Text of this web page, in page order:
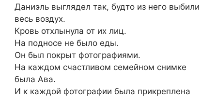
Даниэль выглядел так, будто из него выбили
весь воздух.
Кровь отхлынула от их лиц.
На подносе не было еды.
Он был покрыт фотографиями.
На каждом счастливом семейном снимке
была Ава.
И к каждой фотографии была прикреплена